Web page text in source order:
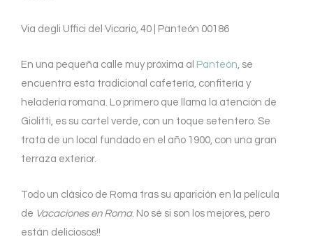
Via degli Uffici del Vicario, 40 | Panteón 00186
En una pequeña calle muy próxima al Panteón, se
encuentra esta tradicional cafetería, confitería y
heladería romana. Lo primero que llama la atención de
Giolitti, es su cartel verde, con un toque setentero. Se
trata de un local fundado en el año 1900, con una gran
terraza exterior.
Todo un clásico de Roma tras su aparición en la película
de Vacaciones en Roma. No sé si son los mejores, pero
están deliciosos!!